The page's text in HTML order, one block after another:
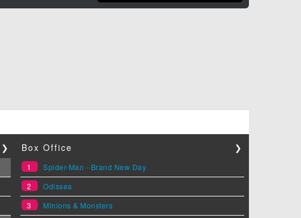
❯ Box Office ❯
1
Spider-Man - Brand New Day
2
Odissea
3
Minions & Monsters